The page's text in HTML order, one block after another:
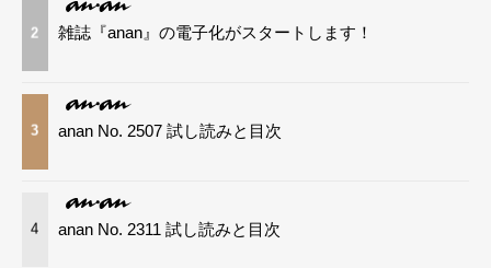
2 雑誌『anan』の電子化がスタートします！
3 anan No. 2507 試し読みと目次
4 anan No. 2311 試し読みと目次